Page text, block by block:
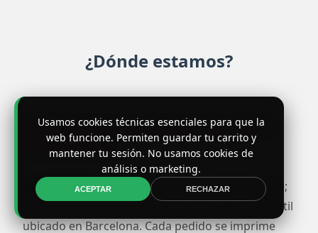
¿Dónde estamos?
VISÍTANOS EN NUESTRO TALLER DE
BARCELONA
Camigloboes mucho más que una tienda online;
somos un taller artesanal de personalización textil
ubicado en Barcelona. Cada pedido se imprime
Usamos cookies técnicas esenciales para que la
web funcione. Permiten guardar tu carrito y
mantener tu sesión. No usamos cookies de
análisis o marketing.
ACEPTAR RECHAZAR